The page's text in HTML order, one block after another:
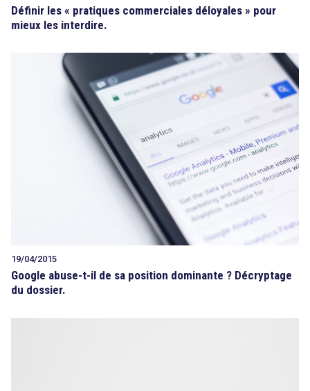
Définir les « pratiques commerciales déloyales » pour
mieux les interdire.
19/04/2015
Google abuse-t-il de sa position dominante ? Décryptage
du dossier.